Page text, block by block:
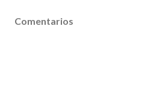
Comentarios